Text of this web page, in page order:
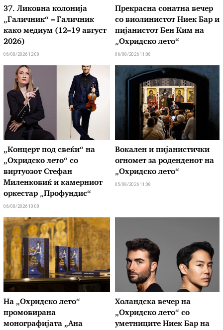
37. Ликовна колонија
„Галичник“ – Галичник
како медиум (12–19 август
2026)
06/08/2026 12:08
Прекрасна сонатна вечер
со виолинистот Ниек Бар и
пијанистот Бен Ким на
„Охридско лето“
06/08/2026 11:08
„Концерт под свеќи“ на
„Охридско лето“ со
виртуозот Стефан
Миленковиќ и камерниот
оркестар „Профундис“
06/08/2026 10:08
Вокален и пијанистички
огномет за роденденот на
„Охридско лето“
05/08/2026 11:08
На „Охридско лето“
промовирана
монографијата „Ана
Холандска вечер на
„Охридско лето“ со
уметниците Ниек Бар на